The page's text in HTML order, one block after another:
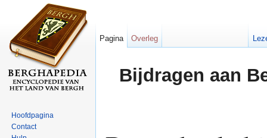
Bijdragen aan
Pagina Overleg
Hoofdpagina
Contact